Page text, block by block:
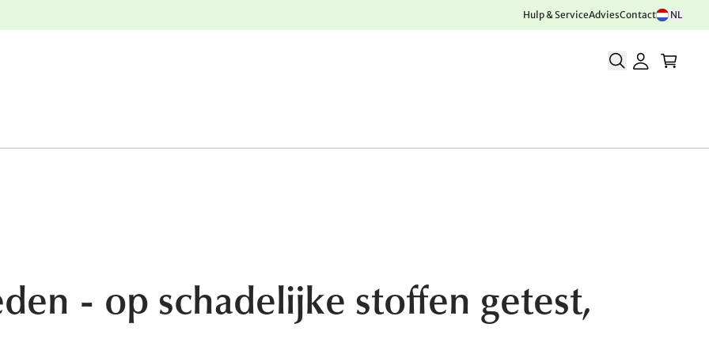
Hulp & ServiceAdviesContact NL
- op schadelijke stoffen getest,